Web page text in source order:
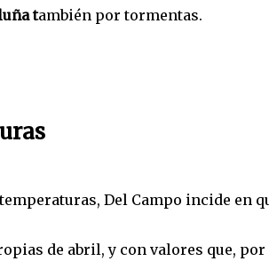
también por tormentas.
Del Campo incide en
de abril, y con valores que,